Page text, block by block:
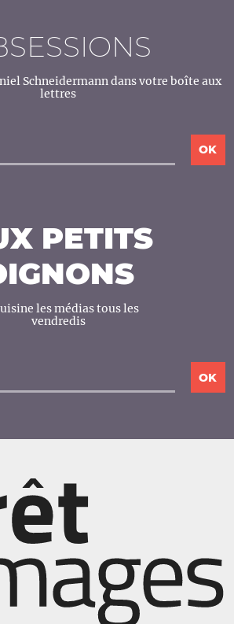
Schneidermann dans votre boîte aux
lettres
PETITS
les médias tous les
vendredis